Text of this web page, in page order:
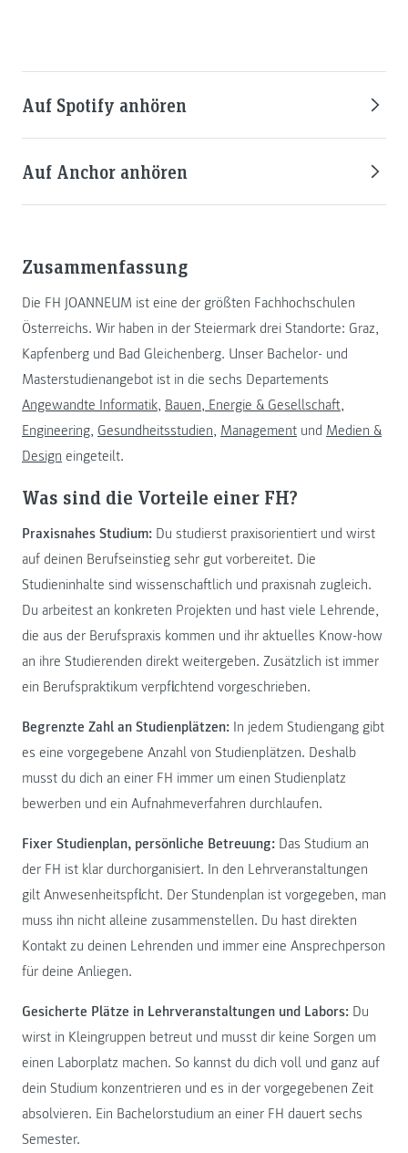
Auf Spotify anhören
Auf Anchor anhören
Zusammenfassung
Die FH JOANNEUM ist eine der größten Fachhochschulen
Österreichs. Wir haben in der Steiermark drei Standorte: Graz,
Kapfenberg und Bad Gleichenberg. Unser Bachelor- und
Masterstudienangebot ist in die sechs Departements
Angewandte Informatik, Bauen, Energie & Gesellschaft,
Engineering, Gesundheitsstudien, Management und Medien &
Design eingeteilt.
Was sind die Vorteile einer FH?
Praxisnahes Studium: Du studierst praxisorientiert und wirst
auf deinen Berufseinstieg sehr gut vorbereitet. Die
Studieninhalte sind wissenschaftlich und praxisnah zugleich.
Du arbeitest an konkreten Projekten und hast viele Lehrende,
die aus der Berufspraxis kommen und ihr aktuelles Know-how
an ihre Studierenden direkt weitergeben. Zusätzlich ist immer
ein Berufspraktikum verpflichtend vorgeschrieben.
Begrenzte Zahl an Studienplätzen: In jedem Studiengang gibt
es eine vorgegebene Anzahl von Studienplätzen. Deshalb
musst du dich an einer FH immer um einen Studienplatz
bewerben und ein Aufnahmeverfahren durchlaufen.
Fixer Studienplan, persönliche Betreuung: Das Studium an
der FH ist klar durchorganisiert. In den Lehrveranstaltungen
gilt Anwesenheitspflicht. Der Stundenplan ist vorgegeben, man
muss ihn nicht alleine zusammenstellen. Du hast direkten
Kontakt zu deinen Lehrenden und immer eine Ansprechperson
für deine Anliegen.
Gesicherte Plätze in Lehrveranstaltungen und Labors: Du
wirst in Kleingruppen betreut und musst dir keine Sorgen um
einen Laborplatz machen. So kannst du dich voll und ganz auf
dein Studium konzentrieren und es in der vorgegebenen Zeit
absolvieren. Ein Bachelorstudium an einer FH dauert sechs
Semester.